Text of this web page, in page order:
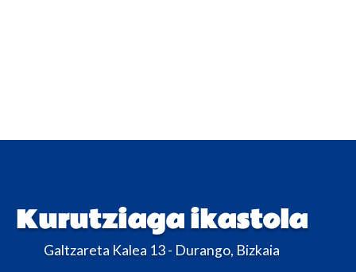
Kurutziaga ikastola
Galtzareta Kalea 13 - Durango, Bizkaia